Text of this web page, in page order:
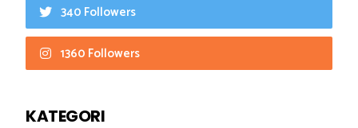
340 Followers
1360 Followers
KATEGORI